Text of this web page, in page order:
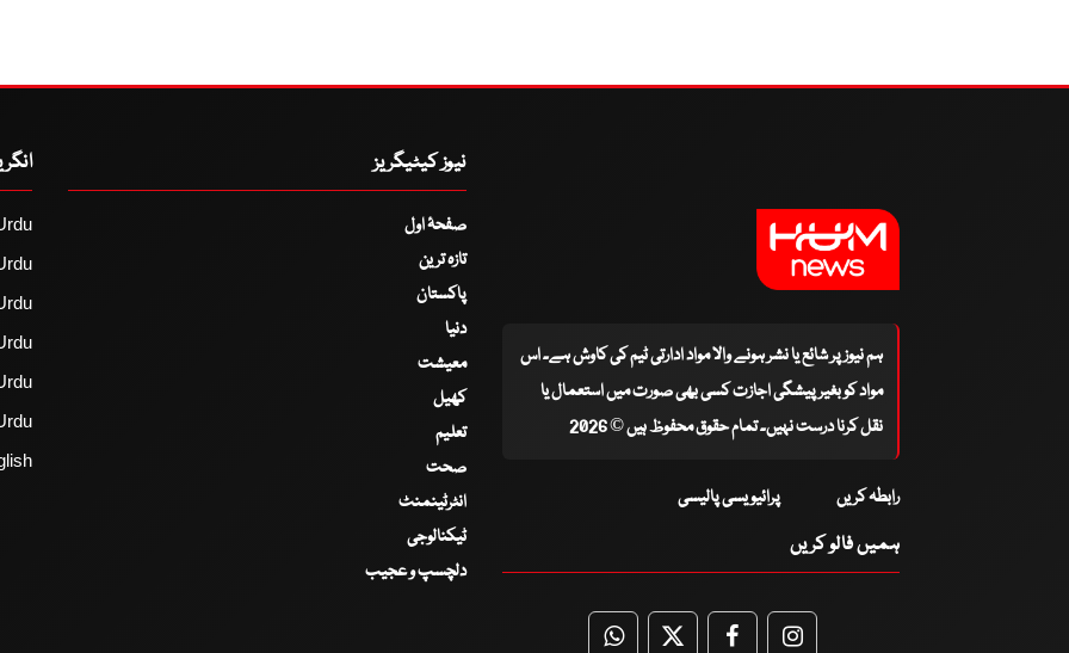
ہم نیوز پر شائع یا نشر ہونے والا مواد ادارتی ٹیم کی کاوش ہے۔ اس
مواد کو بغیر پیشگی اجازت کسی بھی صورت میں استعمال یا
نقل کرنا درست نہیں۔ تمام حقوق محفوظ ہیں © 2026
رابطہ کریں پرائیویسی پالیسی
ہمیں فالو کریں
نیوز کیٹیگریز
صفحۂ اول
تازہ ترین
پاکستان
دنیا
معیشت
کھیل
تعلیم
صحت
انٹرٹینمنٹ
ٹیکنالوجی
دلچسپ و عجیب